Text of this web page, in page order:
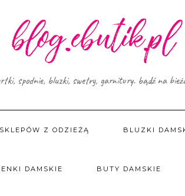
spodnie, bluzki, swetry, garnitury. bądź na
Z ODZIEŻĄ BLUZKI
DAMSKIE BUTY DAMSKIE